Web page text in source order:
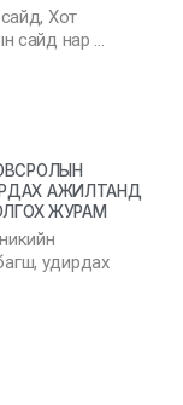
сайд, Хот
сайд нар …
АЖИЛТАНД
ЖУРАМ
удирдах